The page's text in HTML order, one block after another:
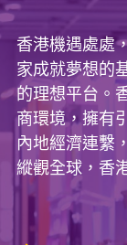
香港機遇處處
家成就夢想的
的理想平台。
商環境，擁有
內地經濟連繫
縱觀全球，香